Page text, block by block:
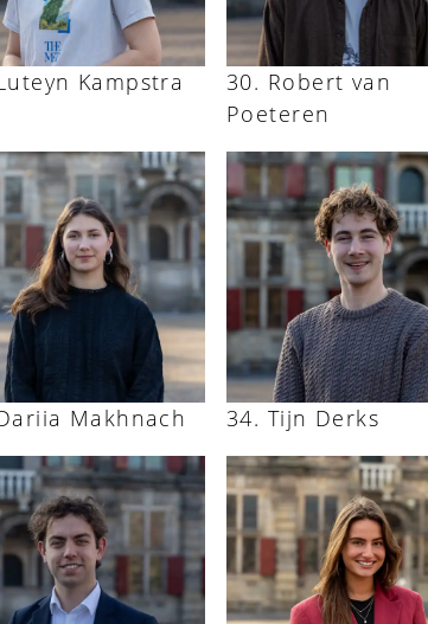
Kampstra
Robert van
Poeteren
Makhnach Tijn Derks